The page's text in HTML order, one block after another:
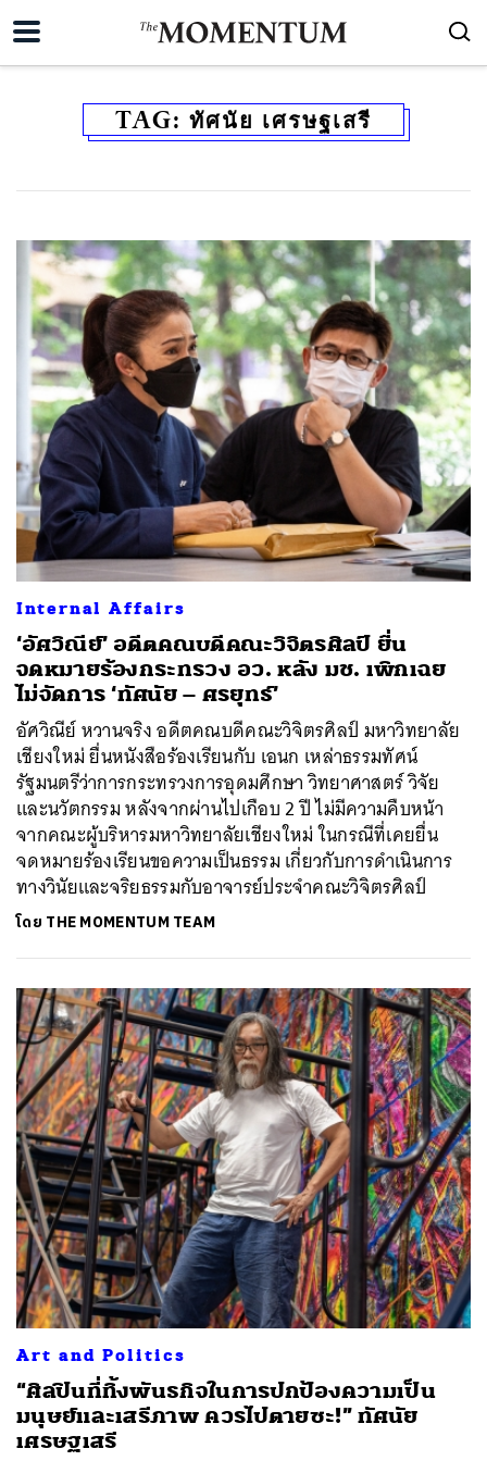
TAG: ทัศนัย เศรษฐเสรี
Internal Affairs
‘อัศวิณีย์’ อดีตคณบดีคณะวิจิตรศิลป์ ยื่น
จดหมายร้องกระทรวง อว. หลัง มช. เพิกเฉย
ไม่จัดการ ‘ทัศนัย – ศรยุทธ์’
อัศวิณีย์ หวานจริง อดีตคณบดีคณะวิจิตรศิลป์ มหาวิทยาลัย
เชียงใหม่ ยื่นหนังสือร้องเรียนกับ เอนก เหล่าธรรมทัศน์
รัฐมนตรีว่าการกระทรวงการอุดมศึกษา วิทยาศาสตร์ วิจัย
และนวัตกรรม หลังจากผ่านไปเกือบ 2 ปี ไม่มีความคืบหน้า
จากคณะผู้บริหารมหาวิทยาลัยเชียงใหม่ ในกรณีที่เคยยื่น
จดหมายร้องเรียนขอความเป็นธรรม เกี่ยวกับการดำเนินการ
ทางวินัยและจริยธรรมกับอาจารย์ประจำคณะวิจิตรศิลป์
โดย THE MOMENTUM TEAM
Art and Politics
“ศิลปินที่ทิ้งพันธกิจในการปกป้องความเป็น
มนุษย์และเสรีภาพ ควรไปตายซะ!” ทัศนัย
เศรษฐเสรี